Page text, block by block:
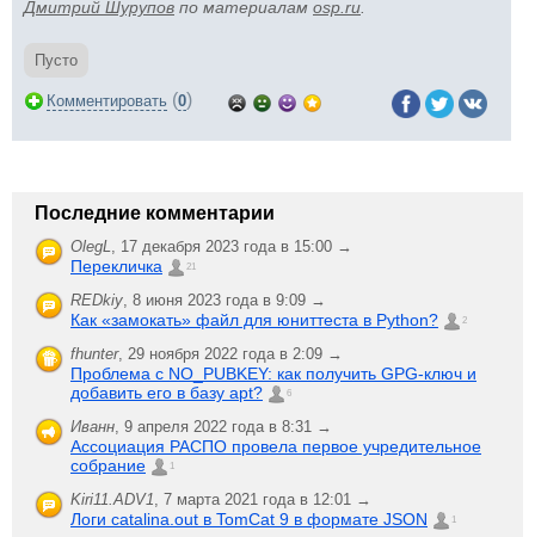
Дмитрий Шурупов по материалам osp.ru
Пусто
Комментировать (0)
Последние комментарии
OlegL, 17 декабря 2023 года в 15:00 →
Перекличка 21
REDkiy, 8 июня 2023 года в 9:09 →
Как «замокать» файл для юниттеста в Python? 2
fhunter, 29 ноября 2022 года в 2:09 →
Проблема с NO_PUBKEY: как получить GPG-ключ и
добавить его в базу apt?
6
Иванн, 9 апреля 2022 года в 8:31 →
Ассоциация РАСПО провела первое учредительное
собрание
1
Kiri11.ADV1, 7 марта 2021 года в 12:01 →
Логи catalina.out в TomCat 9 в формате JSON 1